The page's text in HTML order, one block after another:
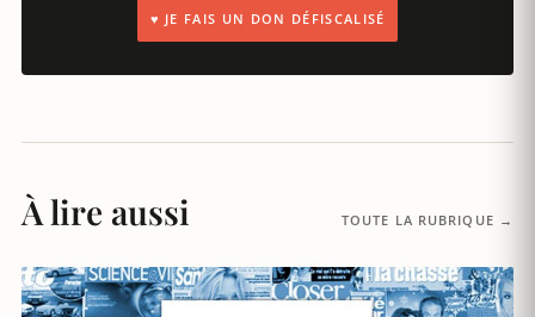
♥ JE FAIS UN DON DÉFISCALISÉ
À lire aussi TOUTE LA RUBRIQUE →